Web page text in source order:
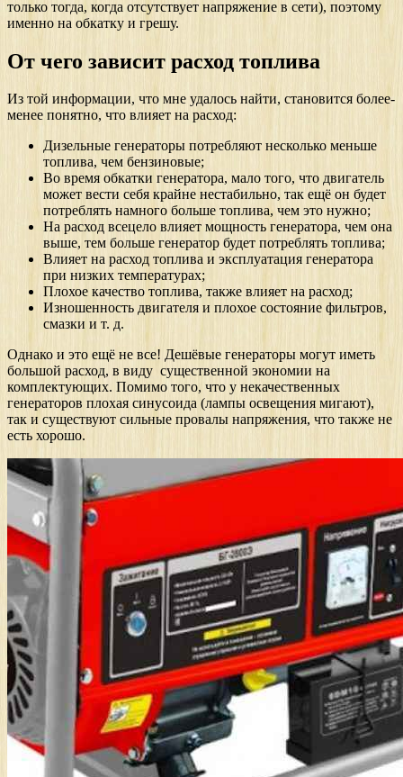
только тогда, когда отсутствует напряжение в сети), поэтому
именно на обкатку и грешу.
От чего зависит расход топлива
Из той информации, что мне удалось найти, становится более-
менее понятно, что влияет на расход:
Дизельные генераторы потребляют несколько меньше
топлива, чем бензиновые;
Во время обкатки генератора, мало того, что двигатель
может вести себя крайне нестабильно, так ещё он будет
потреблять намного больше топлива, чем это нужно;
На расход всецело влияет мощность генератора, чем она
выше, тем больше генератор будет потреблять топлива;
Влияет на расход топлива и эксплуатация генератора
при низких температурах;
Плохое качество топлива, также влияет на расход;
Изношенность двигателя и плохое состояние фильтров,
смазки и т. д.
Однако и это ещё не все! Дешёвые генераторы могут иметь
большой расход, в виду существенной экономии на
комплектующих. Помимо того, что у некачественных
генераторов плохая синусоида (лампы освещения мигают),
так и существуют сильные провалы напряжения, что также не
есть хорошо.